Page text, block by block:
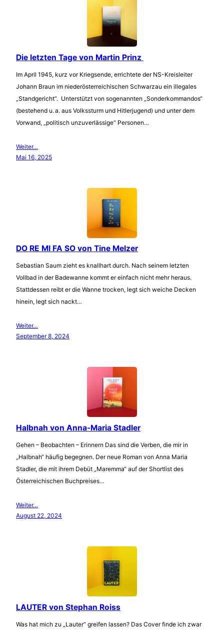
Die letzten Tage von Martin Prinz
Im April 1945, kurz vor Kriegsende, errichtete der NS-Kreisleiter
Johann Braun im niederösterreichischen Schwarzau ein illegales
„Standgericht“. Unterstützt von sogenannten „Sonderkommandos“
(bestehend u. a. aus Volkssturm und Hitlerjugend) und unter dem
Vorwand, „politisch unzuverlässige“ Personen…
Weiter…
Mai 16, 2025
DO RE MI FA SO von Tine Melzer
Sebastian Saum zieht es knallhart durch. Nach seinem letzten
Vollbad in der Badewanne kommt er einfach nicht mehr heraus.
Stattdessen reibt er die Wanne trocken, legt sich weiche Decken
hinein, legt sich nackt…
Weiter…
September 8, 2024
Halbnah von Anna-Maria Stadler
Gehen – Beobachten – Erinnern Das sind die Verben, die mir in
„Halbnah“ häufig begegnen. Der neue Roman von Anna Maria
Stadler, die mit ihrem Debüt „Maremma“ auf der Shortlist des
Österreichischen Buchpreises…
Weiter…
August 22, 2024
LAUTER von Stephan Roiss
Was hat mich zu „Lauter“ greifen lassen? Das Cover finde ich zwar